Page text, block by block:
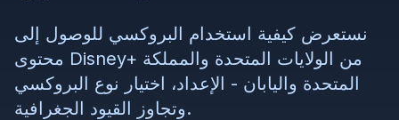
نستعرض كيفية استخدام البروكسي للوصول إلى
محتوى Disney+ من الولايات المتحدة والمملكة
المتحدة واليابان - الإعداد، اختيار نوع البروكسي
وتجاوز القيود الجغرافية.